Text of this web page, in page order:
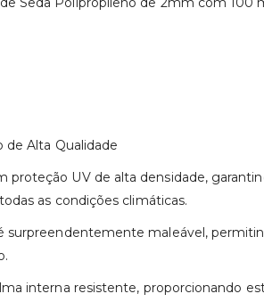
Alta Qualidade
proteção UV de alta densidade,
as condições climáticas.
surpreendentemente maleável,
interna resistente, proporcionando